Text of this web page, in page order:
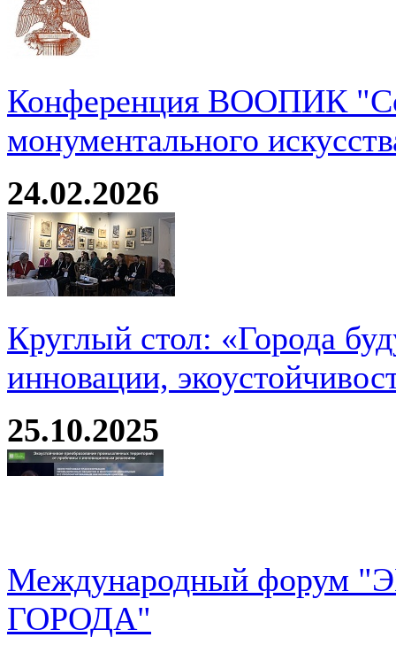
Конференция ВООПИК
монументального
24.02.2026
Круглый стол: «Города
инновации,
25.10.2025
Международный
ГОРОДА"